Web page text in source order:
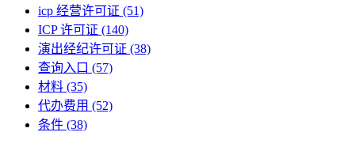
icp 经营许可证 (51)
ICP 许可证 (140)
演出经纪许可证 (38)
查询入口 (57)
材料 (35)
代办费用 (52)
条件 (38)